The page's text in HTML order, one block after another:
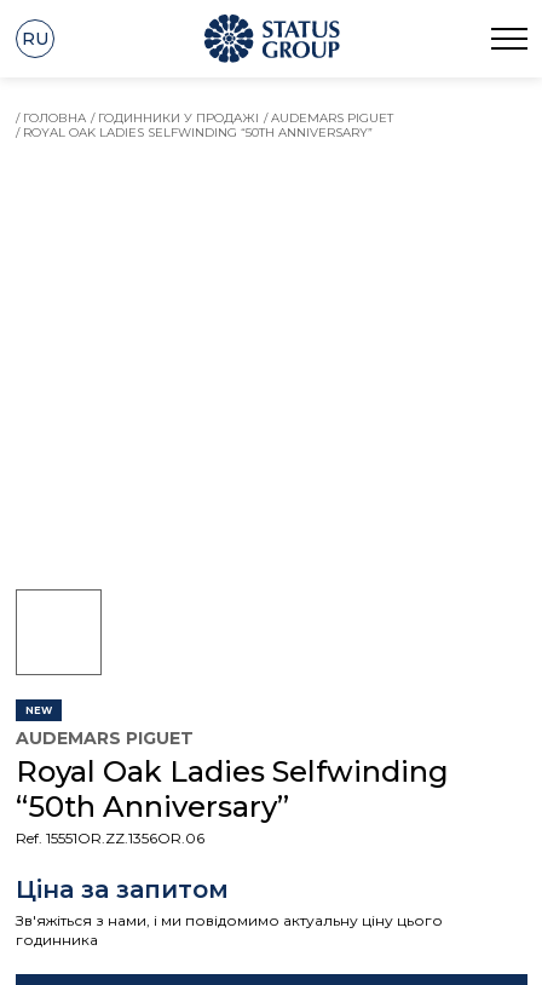
RU
/ ГОЛОВНА / ГОДИННИКИ У ПРОДАЖІ / AUDEMARS PIGUET
/ ROYAL OAK LADIES SELFWINDING “50TH ANNIVERSARY”
NEW
AUDEMARS PIGUET
Royal Oak Ladies Selfwinding
“50th Anniversary”
Ref. 15551OR.ZZ.1356OR.06
Ціна за запитом
Зв'яжіться з нами, і ми повідомимо актуальну ціну цього
годинника